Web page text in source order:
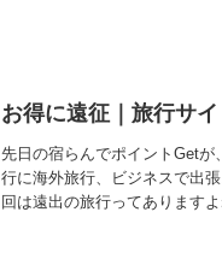
お得に遠征｜旅行サイ
先日の宿らんでポイントGet
行に海外旅行、ビジネスで出
回は遠出の旅行ってあります